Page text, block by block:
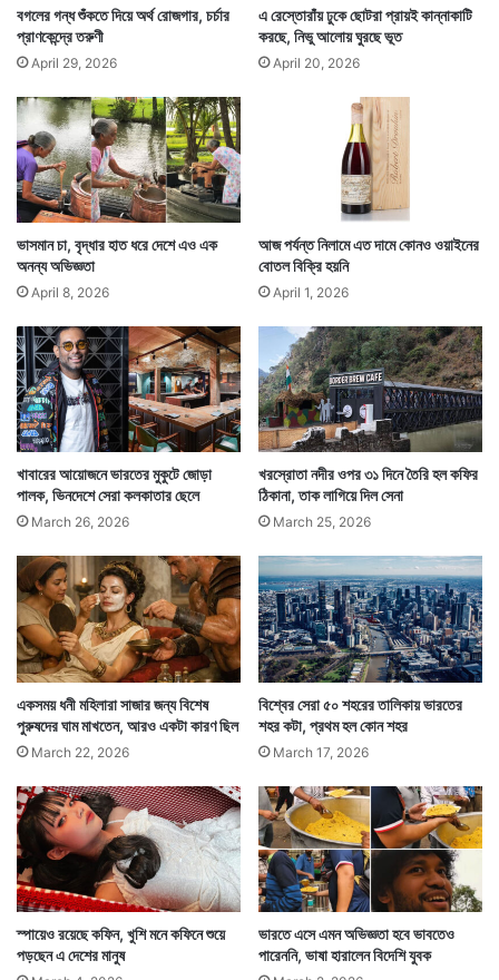
বগলের গন্ধ শুঁকতে দিয়ে অর্থ রোজগার, চর্চার
প্রাণকেন্দ্রে তরুণী
April 29, 2026
এ রেস্তোরাঁয় ঢুকে ছোটরা প্রায়ই কান্নাকাটি
করছে, নিভু আলোয় ঘুরছে ভূত
April 20, 2026
ভাসমান চা, বৃদ্ধার হাত ধরে দেশে এও এক
অনন্য অভিজ্ঞতা
April 8, 2026
আজ পর্যন্ত নিলামে এত দামে কোনও ওয়াইনের
বোতল বিক্রি হয়নি
April 1, 2026
খাবারের আয়োজনে ভারতের মুকুটে জোড়া
পালক, ভিনদেশে সেরা কলকাতার ছেলে
March 26, 2026
খরস্রোতা নদীর ওপর ৩১ দিনে তৈরি হল কফির
ঠিকানা, তাক লাগিয়ে দিল সেনা
March 25, 2026
একসময় ধনী মহিলারা সাজার জন্য বিশেষ
পুরুষদের ঘাম মাখতেন, আরও একটা কারণ ছিল
March 22, 2026
বিশ্বের সেরা ৫০ শহরের তালিকায় ভারতের
শহর কটা, প্রথম হল কোন শহর
March 17, 2026
স্পায়েও রয়েছে কফিন, খুশি মনে কফিনে শুয়ে
পড়ছেন এ দেশের মানুষ
ভারতে এসে এমন অভিজ্ঞতা হবে ভাবতেও
পারেননি, ভাষা হারালেন বিদেশি যুবক